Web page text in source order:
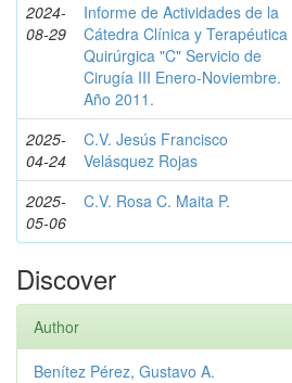
2024-
08-29
Informe de Actividades de la
Cátedra Clínica y Terapéutica
Quirúrgica "C" Servicio de
Cirugía III Enero-Noviembre.
Año 2011.
2025-
04-24
C.V. Jesús Francisco
Velásquez Rojas
2025-
05-06
C.V. Rosa C. Maita P.
Discover
Author
Benítez Pérez, Gustavo A.